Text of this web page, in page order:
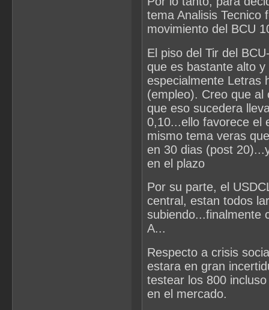
tema Analisis Tecnico
movimiento del BCU
El piso del Tir del
que es bastante alto
especialmente Letras
(empleo). Creo que
que eso sucedera
0,10...ello favorece el
mismo tema veras
en 30 dias (post
en el plazo
Por su parte, el
central, estan todos
subiendo...finalmente
A...
Respecto a crisis
estara en gran
testear los 800
en el mercado.